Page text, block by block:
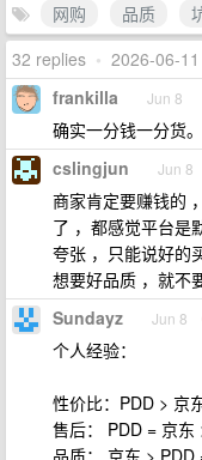
网购 品质
32 replies • 2026-06-
frankilla Jun 8
确实一分钱一分货。
cslingjun Jun 8
商家肯定要赚钱的
了 ，都感觉平台是
夸张 ，只能说好的
想要好品质 ，就不
Sundayz Jun 8
个人经验：
性价比：PDD > 京
售后： PDD = 京东
品质： 京东 > PDD